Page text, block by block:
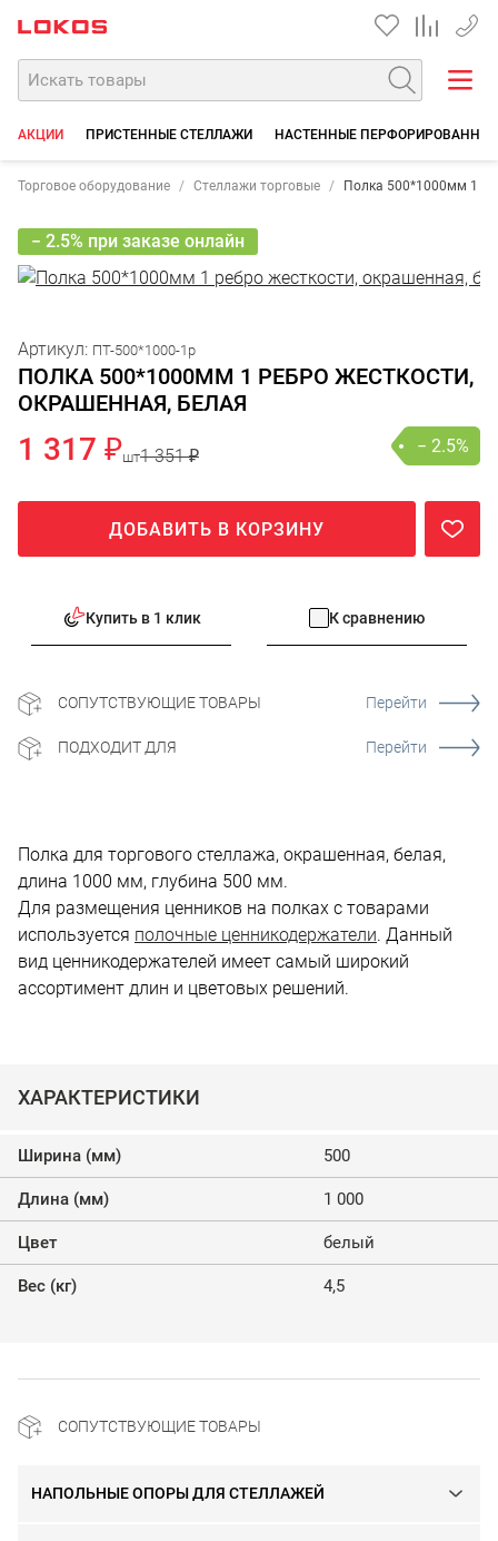
+7
АКЦИИ ПРИСТЕННЫЕ СТЕЛЛАЖИ НАСТЕННЫЕ
Торговое оборудование Стеллажи торговые Полка 500*1000мм 1
− 2.5% при заказе онлайн
Артикул: ПТ-500*1000-1р
ПОЛКА 500*1000ММ 1 РЕБРО ЖЕСТКОСТИ,
ОКРАШЕННАЯ, БЕЛАЯ
1 317 ₽шт1 351 ₽ − 2.5%
ДОБАВИТЬ В КОРЗИНУ
Купить в 1 клик К сравнению
СОПУТСТВУЮЩИЕ ТОВАРЫ Перейти
ПОДХОДИТ ДЛЯ Перейти
Полка для торгового стеллажа, окрашенная, белая,
длина 1000 мм, глубина 500 мм.
Для размещения ценников на полках с товарами
используется полочные ценникодержатели. Данный
вид ценникодержателей имеет самый широкий
ассортимент длин и цветовых решений.
ХАРАКТЕРИСТИКИ
Ширина (мм) 500
Длина (мм) 1 000
Цвет белый
Вес (кг) 4,5
СОПУТСТВУЮЩИЕ ТОВАРЫ
НАПОЛЬНЫЕ ОПОРЫ ДЛЯ СТЕЛЛАЖЕЙ